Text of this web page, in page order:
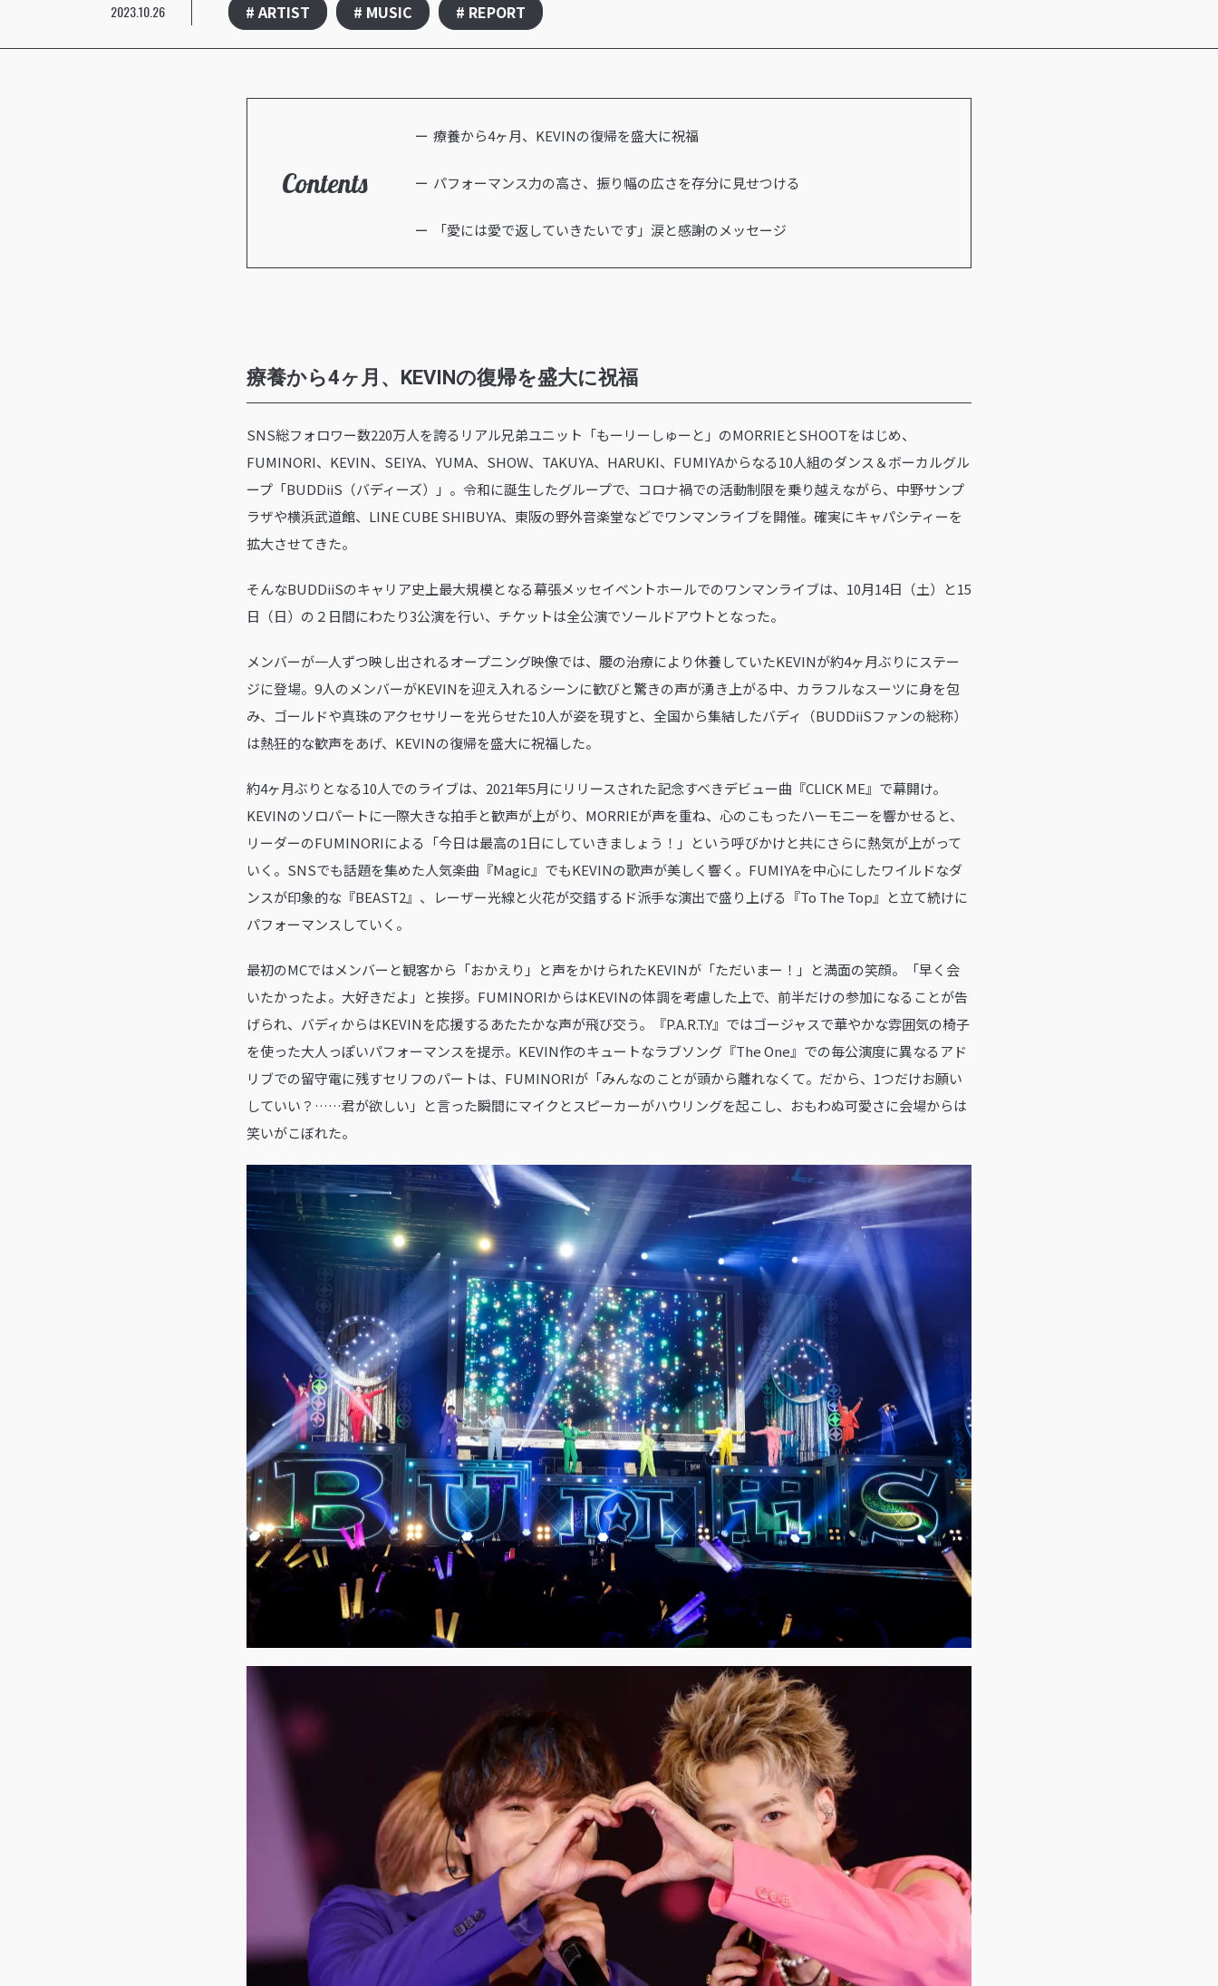
2023.10.26 # ARTIST # MUSIC # REPORT
Contents
療養から4ヶ月、KEVINの復帰を盛大に祝福
パフォーマンス力の高さ、振り幅の広さを存分に見せつける
「愛には愛で返していきたいです」涙と感謝のメッセージ
療養から4ヶ月、KEVINの復帰を盛大に祝福
SNS総フォロワー数220万人を誇るリアル兄弟ユニット「もーリーしゅーと」のMORRIEとSHOOTをはじめ、
FUMINORI、KEVIN、SEIYA、YUMA、SHOW、TAKUYA、HARUKI、FUMIYAからなる10人組のダンス＆ボーカルグル
ープ「BUDDiiS（バディーズ）」。令和に誕生したグループで、コロナ禍での活動制限を乗り越えながら、中野サンプ
ラザや横浜武道館、LINE CUBE SHIBUYA、東阪の野外音楽堂などでワンマンライブを開催。確実にキャパシティーを
拡大させてきた。
そんなBUDDiiSのキャリア史上最大規模となる幕張メッセイベントホールでのワンマンライブは、10月14日（土）と15
日（日）の２日間にわたり3公演を行い、チケットは全公演でソールドアウトとなった。
メンバーが一人ずつ映し出されるオープニング映像では、腰の治療により休養していたKEVINが約4ヶ月ぶりにステー
ジに登場。9人のメンバーがKEVINを迎え入れるシーンに歓びと驚きの声が湧き上がる中、カラフルなスーツに身を包
み、ゴールドや真珠のアクセサリーを光らせた10人が姿を現すと、全国から集結したバディ（BUDDiiSファンの総称）
は熱狂的な歓声をあげ、KEVINの復帰を盛大に祝福した。
約4ヶ月ぶりとなる10人でのライブは、2021年5月にリリースされた記念すべきデビュー曲『CLICK ME』で幕開け。
KEVINのソロパートに一際大きな拍手と歓声が上がり、MORRIEが声を重ね、心のこもったハーモニーを響かせると、
リーダーのFUMINORIによる「今日は最高の1日にしていきましょう！」という呼びかけと共にさらに熱気が上がって
いく。SNSでも話題を集めた人気楽曲『Magic』でもKEVINの歌声が美しく響く。FUMIYAを中心にしたワイルドなダ
ンスが印象的な『BEAST2』、レーザー光線と火花が交錯するド派手な演出で盛り上げる『To The Top』と立て続けに
パフォーマンスしていく。
最初のMCではメンバーと観客から「おかえり」と声をかけられたKEVINが「ただいまー！」と満面の笑顔。「早く会
いたかったよ。大好きだよ」と挨拶。FUMINORIからはKEVINの体調を考慮した上で、前半だけの参加になることが告
げられ、バディからはKEVINを応援するあたたかな声が飛び交う。『P.A.R.T.Y』ではゴージャスで華やかな雰囲気の椅子
を使った大人っぽいパフォーマンスを提示。KEVIN作のキュートなラブソング『The One』での毎公演度に異なるアド
リブでの留守電に残すセリフのパートは、FUMINORIが「みんなのことが頭から離れなくて。だから、1つだけお願い
していい？……君が欲しい」と言った瞬間にマイクとスピーカーがハウリングを起こし、おもわぬ可愛さに会場からは
笑いがこぼれた。